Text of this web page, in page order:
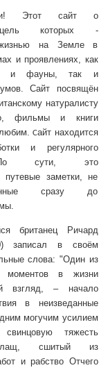
Этот сайт о
цель которых -
на Земле в
и проявлениях, как
и фауны, так и
Сайт посвящён
натуралисту
фильмы и книги
Сайт находится
и регулярного
По сути, это
путевые заметки, не
сразу до
британец Ричард
записал в своём
слова: "Один из
моментов в жизни
взгляд, – начало
в неизведанные
могучим усилием
тяжесть
сшитый из
и рабство Отчего